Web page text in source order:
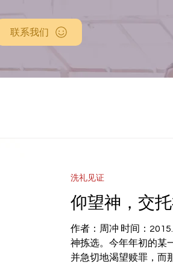
联系我们
仰望神，交
作者：周冲 时间：
神拣选。今年年初的某
并急切地渴望赎罪，而
洗礼见证